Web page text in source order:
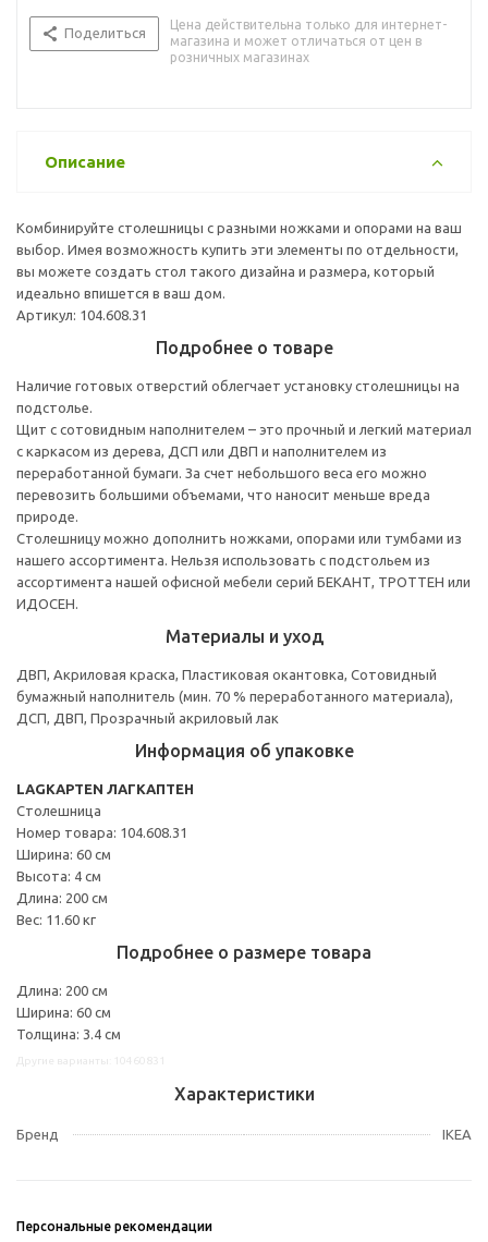
Поделиться
Цена действительна только для интернет-
магазина и может отличаться от цен в
розничных магазинах
Описание
Комбинируйте столешницы с разными ножками и опорами на ваш
выбор. Имея возможность купить эти элементы по отдельности,
вы можете создать стол такого дизайна и размера, который
идеально впишется в ваш дом.
Артикул: 104.608.31
Подробнее о товаре
Наличие готовых отверстий облегчает установку столешницы на
подстолье.
Щит с сотовидным наполнителем – это прочный и легкий материал
с каркасом из дерева, ДСП или ДВП и наполнителем из
переработанной бумаги. За счет небольшого веса его можно
перевозить большими объемами, что наносит меньше вреда
природе.
Столешницу можно дополнить ножками, опорами или тумбами из
нашего ассортимента. Нельзя использовать с подстольем из
ассортимента нашей офисной мебели серий БЕКАНТ, ТРОТТЕН или
ИДОСЕН.
Материалы и уход
ДВП, Акриловая краска, Пластиковая окантовка, Сотовидный
бумажный наполнитель (мин. 70 % переработанного материала),
ДСП, ДВП, Прозрачный акриловый лак
Информация об упаковке
LAGKAPTEN ЛАГКАПТЕН
Столешница
Номер товара: 104.608.31
Ширина: 60 см
Высота: 4 см
Длина: 200 см
Вес: 11.60 кг
Подробнее о размере товара
Длина: 200 см
Ширина: 60 см
Толщина: 3.4 см
Характеристики
Бренд IKEA
Персональные рекомендации